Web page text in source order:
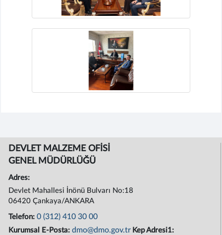
DEVLET MALZEME OFİSİ
GENEL MÜDÜRLÜĞÜ
Adres:
Devlet Mahallesi İnönü Bulvarı No:18
06420 Çankaya/ANKARA
Telefon:0 (312) 410 30 00
Kurumsal E-Posta:dmo@dmo.gov.tr Kep Adresi1: